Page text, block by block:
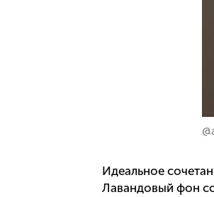
Идеальное
Лавандовый фон